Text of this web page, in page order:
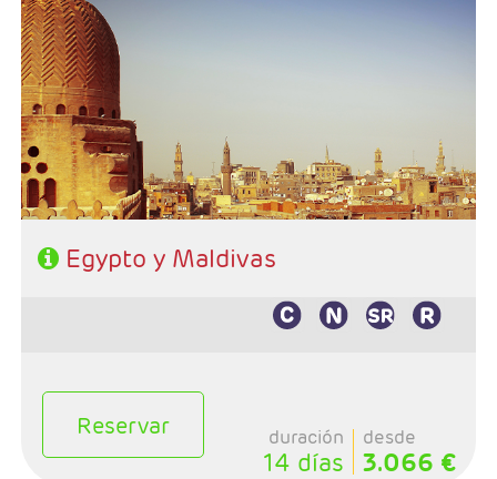
Salidas:Martes
Ruta: 4 noches Cairo, 3 noches crucero y 4 noches
(ampliables) en Maldivas
Hoteles y régimen Egipto: 5 y 5 Lujo / AD en Cairo y PC
en crucero
En Maldivas: A elección
Visado incluido en el precio
Pago directo en destinos: 35 Euros propinas
Egypto y Maldivas
Reservar duración
14 días
desde
3.066 €